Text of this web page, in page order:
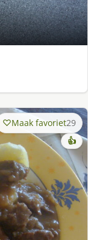
Maak favoriet29
👍